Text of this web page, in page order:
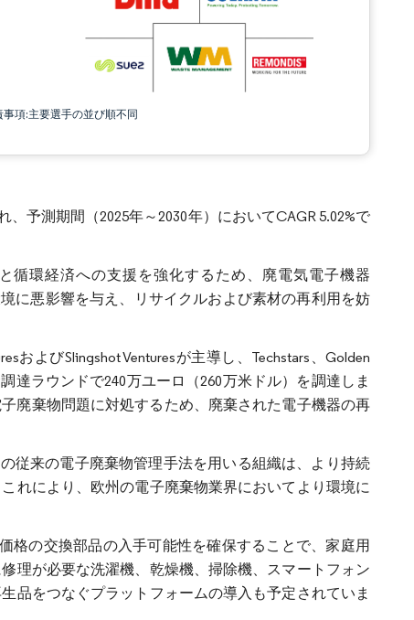
事項:主要選手の並び順不同
予測期間（2025年～2030年）においてCAGR 5.02%で
循環経済への支援を強化するため、廃電気電子機器
に悪影響を与え、リサイクルおよび素材の再利用を妨
およびSlingshot Venturesが主導し、Techstars、Golden
達ラウンドで240万ユーロ（260万米ドル）を調達しま
廃棄物問題に対処するため、廃棄された電子機器の再
従来の電子廃棄物管理手法を用いる組織は、より持続
れにより、欧州の電子廃棄物業界においてより環境に
格の交換部品の入手可能性を確保することで、家庭用
理が必要な洗濯機、乾燥機、掃除機、スマートフォン
品をつなぐプラットフォームの導入も予定されていま